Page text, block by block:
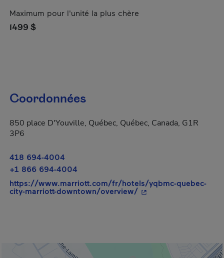
Maximum pour l'unité la plus chère
1499 $
Coordonnées
850 place D'Youville, Québec, Québec, Canada, G1R
3P6
418 694-4004
+1 866 694-4004
https://www.marriott.com/fr/hotels/yqbmc-quebec-
city-marriott-downtown/overview/- Cet hyperlien